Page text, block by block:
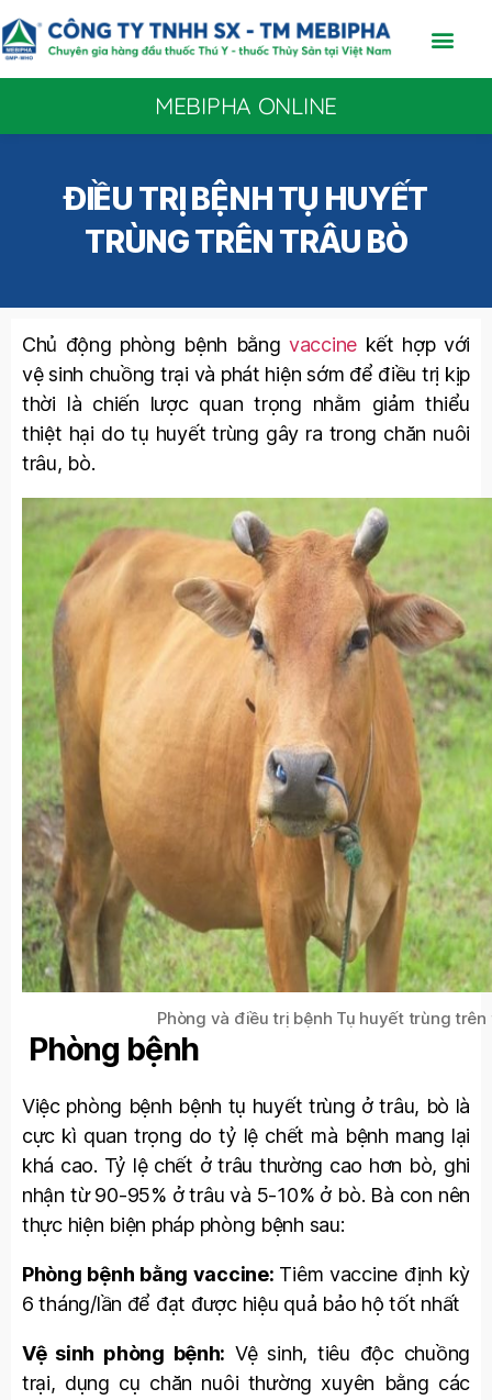
MEBIPHA ONLINE
ĐIỀU TRỊ BỆNH TỤ HUYẾT
TRÙNG TRÊN TRÂU BÒ
Chủ động phòng bệnh bằng vaccine kết hợp với
vệ sinh chuồng trại và phát hiện sớm để điều trị kịp
thời là chiến lược quan trọng nhằm giảm thiểu
thiệt hại do tụ huyết trùng gây ra trong chăn nuôi
trâu, bò.
Phòng và điều trị bệnh Tụ huyết trùng trên
Phòng bệnh
Việc phòng bệnh bệnh tụ huyết trùng ở trâu, bò là
cực kì quan trọng do tỷ lệ chết mà bệnh mang lại
khá cao. Tỷ lệ chết ở trâu thường cao hơn bò, ghi
nhận từ 90-95% ở trâu và 5-10% ở bò. Bà con nên
thực hiện biện pháp phòng bệnh sau:
Phòng bệnh bằng vaccine: Tiêm vaccine định kỳ
6 tháng/lần để đạt được hiệu quả bảo hộ tốt nhất
Vệ sinh phòng bệnh: Vệ sinh, tiêu độc chuồng
trại, dụng cụ chăn nuôi thường xuyên bằng các